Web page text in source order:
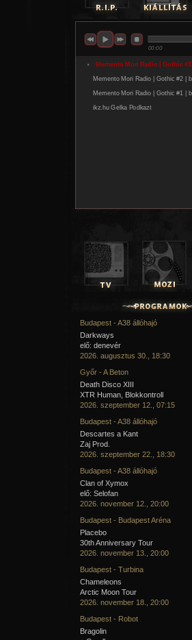
Budapest - A38 állóhajó
Darkways
elő: denevér
2026. augusztus 30., 18:30
Győr - A Beton
Death Disco XIII
XTR Human, Blokkontroll
2026. szeptember 12., 07:15
Budapest - A38 állóhajó
Descartes a Kant
Zaj Prod.
2026. szeptember 22., 18:30
Budapest - A38 állóhajó
Clan of Xymox
elő: Selofan
2026. november 12., 20:00
Budapest - Budapest Aréna
Placebo
30th Anniversary Tour
2026. november 13., 20:00
Budapest - Turbina
Chameleons
Arctic Moon Tour
2026. november 18., 20:00
Budapest - Robot
Bragolin